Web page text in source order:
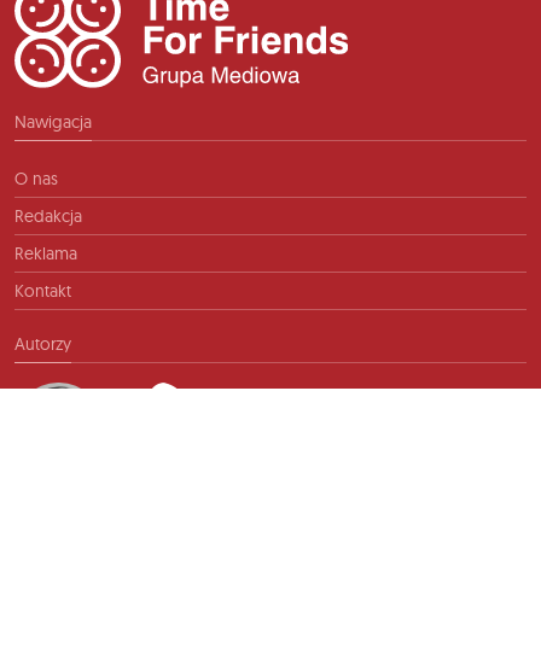
Nawigacja
O nas
Redakcja
Reklama
Kontakt
Autorzy